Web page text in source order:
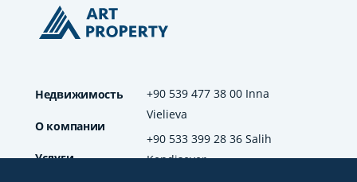
+90 539 477 38 00 Inna
Vielieva
+90 533 399 28 36 Salih
Kendisever
Недвижимость
О компании
Услуги